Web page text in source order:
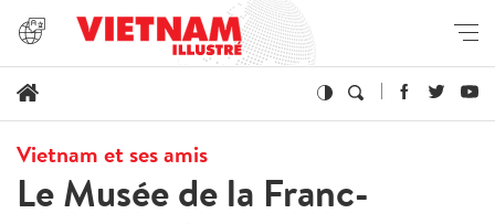
Vietnam et ses amis
Le Musée de la Franc-